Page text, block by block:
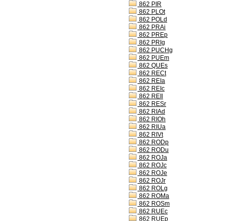
862 PIR
862 PLOt
862 POLd
862 PRAi
862 PREp
862 PRIg
862 PUCHg
862 PUEm
862 QUEs
862 RECt
862 REIa
862 REIc
862 REIl
862 RESr
862 RIAd
862 RIOh
862 RIUa
862 RIVt
862 RODp
862 RODu
862 ROJa
862 ROJc
862 ROJe
862 ROJr
862 ROLg
862 ROMa
862 ROSm
862 RUEc
862 RUEp